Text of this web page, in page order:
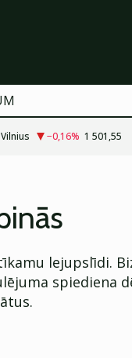
−0,16% 1 501,55
lejupslīdi.
spiediena